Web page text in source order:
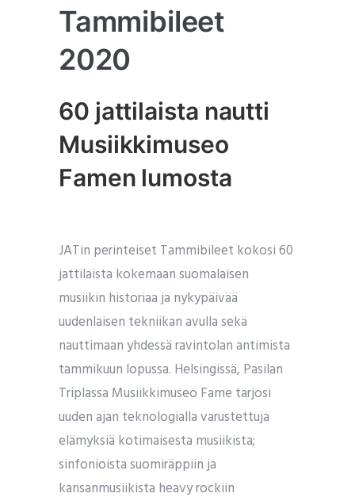
Tammibileet
2020
60 jattilaista nautti
Musiikkimuseo
Famen lumosta
JATin perinteiset Tammibileet kokosi 60
jattilaista kokemaan suomalaisen
musiikin historiaa ja nykypäivää
uudenlaisen tekniikan avulla sekä
nauttimaan yhdessä ravintolan antimista
tammikuun lopussa. Helsingissä, Pasilan
Triplassa Musiikkimuseo Fame tarjosi
uuden ajan teknologialla varustettuja
elämyksiä kotimaisesta musiikista;
sinfonioista suomiräppiin ja
kansanmusiikista heavy rockiin